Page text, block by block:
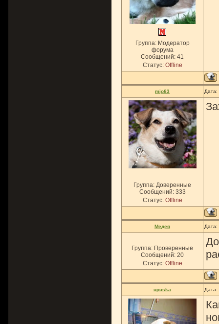
Группа: Модератор
форума
Сообщений: 41
Статус: Offline
mjo63
Группа: Доверенные
Сообщений: 333
Статус: Offline
Медея
Группа: Проверенные
Сообщений: 20
Статус: Offline
upuska